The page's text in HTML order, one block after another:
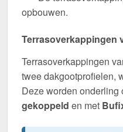
opbouwen.
Terrasoverkappingen
Terrasoverkappingen
twee dakgootprofielen,
Deze worden onderling
gekoppeld en met